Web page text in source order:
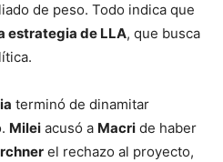
de peso. Todo indica que
estrategia de LLA, que busca
terminó de dinamitar
Milei acusó a Macri de haber
el rechazo al proyecto,